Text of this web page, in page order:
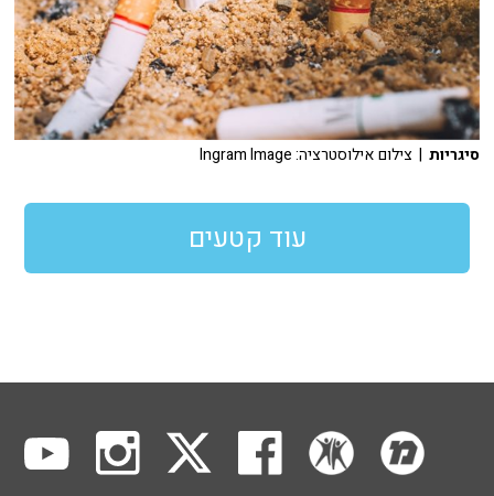
סיגריות | צילום אילוסטרציה: Ingram Image
עוד קטעים